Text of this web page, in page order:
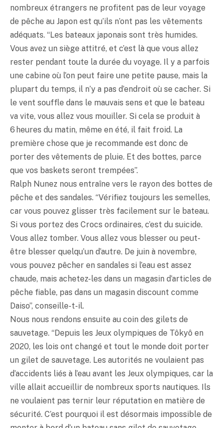
nombreux étrangers ne profitent pas de leur voyage
de pêche au Japon est qu’ils n’ont pas les vêtements
adéquats. “Les bateaux japonais sont très humides.
Vous avez un siège attitré, et c’est là que vous allez
rester pendant toute la durée du voyage. Il y a parfois
une cabine où l’on peut faire une petite pause, mais la
plupart du temps, il n’y a pas d’endroit où se cacher. Si
le vent souffle dans le mauvais sens et que le bateau
va vite, vous allez vous mouiller. Si cela se produit à
6 heures du matin, même en été, il fait froid. La
première chose que je recommande est donc de
porter des vêtements de pluie. Et des bottes, parce
que vos baskets seront trempées”.
Ralph Nunez nous entraîne vers le rayon des bottes de
pêche et des sandales. “Vérifiez toujours les semelles,
car vous pouvez glisser très facilement sur le bateau.
Si vous portez des Crocs ordinaires, c’est du suicide.
Vous allez tomber. Vous allez vous blesser ou peut-
être blesser quelqu’un d’autre. De juin à novembre,
vous pouvez pêcher en sandales si l’eau est assez
chaude, mais achetez-les dans un magasin d’articles de
pêche fiable, pas dans un magasin discount comme
Daiso”, conseille-t-il.
Nous nous rendons ensuite au coin des gilets de
sauvetage. “Depuis les Jeux olympiques de Tôkyô en
2020, les lois ont changé et tout le monde doit porter
un gilet de sauvetage. Les autorités ne voulaient pas
d’accidents liés à l’eau avant les Jeux olympiques, car la
ville allait accueillir de nombreux sports nautiques. Ils
ne voulaient pas ternir leur réputation en matière de
sécurité. C’est pourquoi il est désormais impossible de